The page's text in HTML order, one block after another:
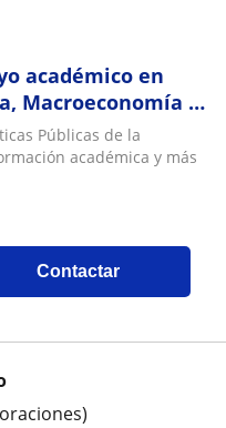
académico en
Macroeconomía y
Públicas de la
académica y más
Contactar